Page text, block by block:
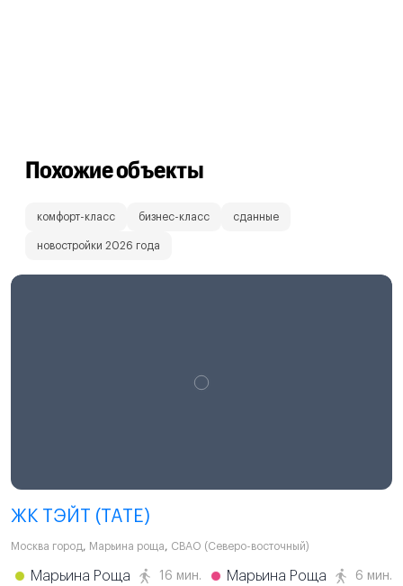
Похожие объекты
комфорт-класс бизнес-класс сданные
новостройки 2026 года
ЖК ТЭЙТ (TATE)
Москва город, Марьина роща, СВАО (Северо-восточный)
Марьина Роща 16 мин. Марьина Роща 6 мин.